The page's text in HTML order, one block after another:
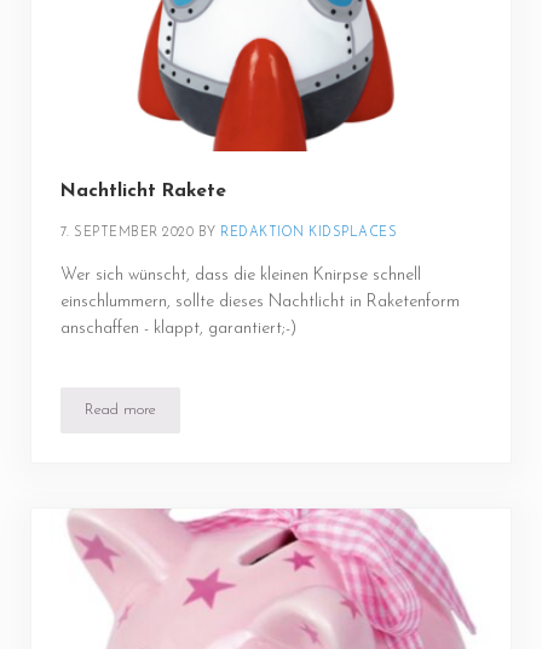
Nachtlicht Rakete
7. SEPTEMBER 2020 BY REDAKTION KIDSPLACES
Wer sich wünscht, dass die kleinen Knirpse schnell
einschlummern, sollte dieses Nachtlicht in Raketenform
anschaffen - klappt, garantiert;-)
Read moreNachtlicht Rakete